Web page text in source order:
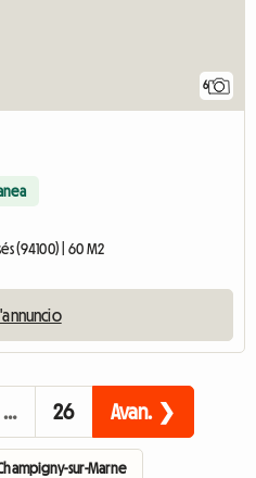
6
(94100) | 60 M2
… 26 Avan. ❯
sur-Marne